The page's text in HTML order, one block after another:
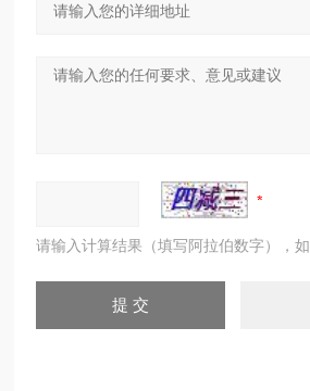
请输入计算结果（填写阿拉伯数字），